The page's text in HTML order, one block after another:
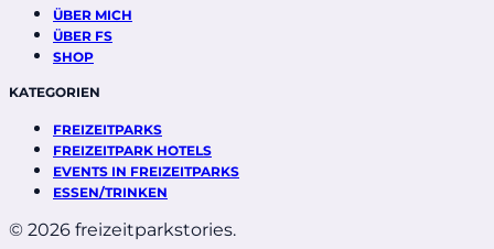
ÜBER MICH
ÜBER FS
SHOP
KATEGORIEN
FREIZEITPARKS
FREIZEITPARK HOTELS
EVENTS IN FREIZEITPARKS
ESSEN/TRINKEN
© 2026 freizeitparkstories.